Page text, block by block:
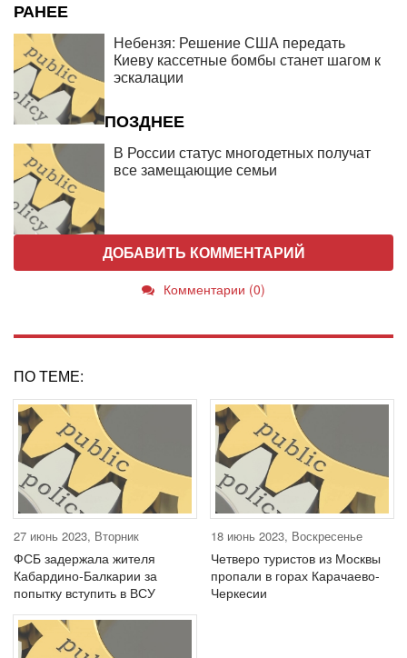
РАНЕЕ
Небензя: Решение США передать
Киеву кассетные бомбы станет шагом к
эскалации
ПОЗДНЕЕ
В России статус многодетных получат
все замещающие семьи
ДОБАВИТЬ КОММЕНТАРИЙ
Комментарии (0)
ПО ТЕМЕ:
27 июнь 2023, Вторник
ФСБ задержала жителя
Кабардино-Балкарии за
попытку вступить в ВСУ
18 июнь 2023, Воскресенье
Четверо туристов из Москвы
пропали в горах Карачаево-
Черкесии